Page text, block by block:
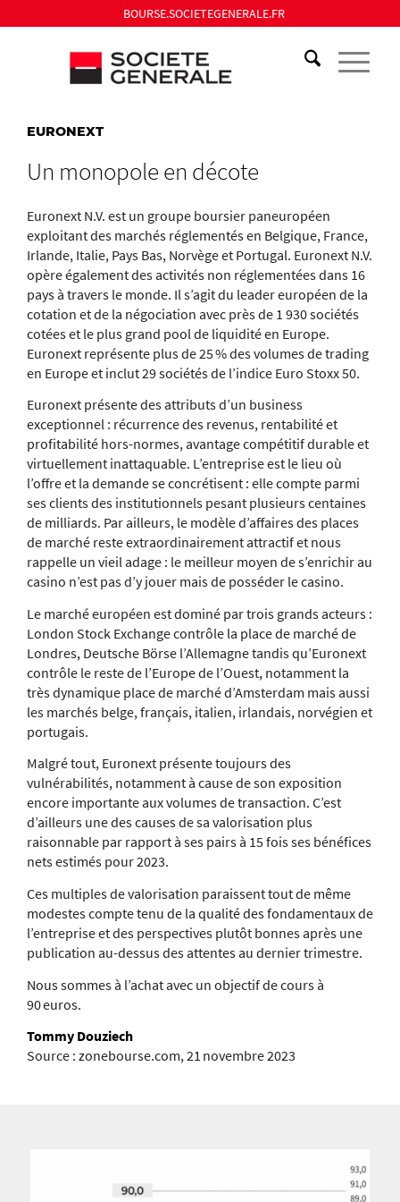
BOURSE.SOCIETEGENERALE.FR
EURONEXT
Un monopole en décote
Euronext N.V. est un groupe boursier paneuropéen
exploitant des marchés réglementés en Belgique, France,
Irlande, Italie, Pays Bas, Norvège et Portugal. Euronext N.V.
opère également des activités non réglementées dans 16
pays à travers le monde. Il s’agit du leader européen de la
cotation et de la négociation avec près de 1 930 sociétés
cotées et le plus grand pool de liquidité en Europe.
Euronext représente plus de 25 % des volumes de trading
en Europe et inclut 29 sociétés de l’indice Euro Stoxx 50.
Euronext présente des attributs d’un business
exceptionnel : récurrence des revenus, rentabilité et
profitabilité hors-normes, avantage compétitif durable et
virtuellement inattaquable. L’entreprise est le lieu où
l’offre et la demande se concrétisent : elle compte parmi
ses clients des institutionnels pesant plusieurs centaines
de milliards. Par ailleurs, le modèle d’affaires des places
de marché reste extraordinairement attractif et nous
rappelle un vieil adage : le meilleur moyen de s’enrichir au
casino n’est pas d’y jouer mais de posséder le casino.
Le marché européen est dominé par trois grands acteurs :
London Stock Exchange contrôle la place de marché de
Londres, Deutsche Börse l’Allemagne tandis qu’Euronext
contrôle le reste de l’Europe de l’Ouest, notamment la
très dynamique place de marché d’Amsterdam mais aussi
les marchés belge, français, italien, irlandais, norvégien et
portugais.
Malgré tout, Euronext présente toujours des
vulnérabilités, notamment à cause de son exposition
encore importante aux volumes de transaction. C’est
d’ailleurs une des causes de sa valorisation plus
raisonnable par rapport à ses pairs à 15 fois ses bénéfices
nets estimés pour 2023.
Ces multiples de valorisation paraissent tout de même
modestes compte tenu de la qualité des fondamentaux de
l’entreprise et des perspectives plutôt bonnes après une
publication au-dessus des attentes au dernier trimestre.
Nous sommes à l’achat avec un objectif de cours à
90 euros.
Tommy Douziech
Source : zonebourse.com, 21 novembre 2023